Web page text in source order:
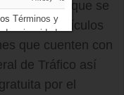
por la que se
a los vehículos
que cuenten con
de Tráfico así
por el
Términos y
privacidad